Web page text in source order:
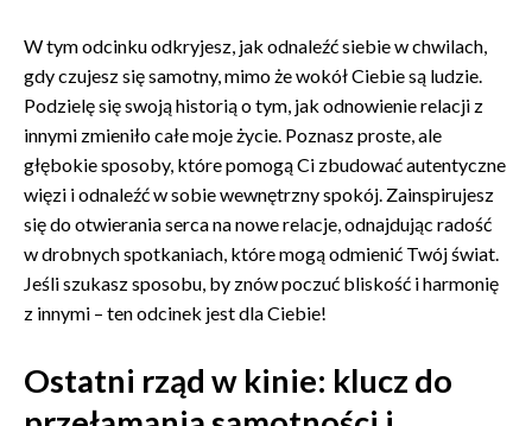
W tym odcinku odkryjesz, jak odnaleźć siebie w chwilach,
gdy czujesz się samotny, mimo że wokół Ciebie są ludzie.
Podzielę się swoją historią o tym, jak odnowienie relacji z
innymi zmieniło całe moje życie. Poznasz proste, ale
głębokie sposoby, które pomogą Ci zbudować autentyczne
więzi i odnaleźć w sobie wewnętrzny spokój. Zainspirujesz
się do otwierania serca na nowe relacje, odnajdując radość
w drobnych spotkaniach, które mogą odmienić Twój świat.
Jeśli szukasz sposobu, by znów poczuć bliskość i harmonię
z innymi – ten odcinek jest dla Ciebie!
Ostatni rząd w kinie: klucz do